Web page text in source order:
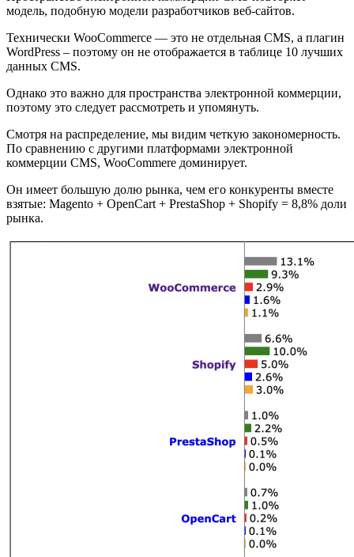
модель, подобную модели разработчиков веб-сайтов.
Технически WooCommerce — это не отдельная CMS, а плагин
WordPress – поэтому он не отображается в таблице 10 лучших
данных CMS.
Однако это важно для пространства электронной коммерции,
поэтому это следует рассмотреть и упомянуть.
Смотря на распределение, мы видим четкую закономерность.
По сравнению с другими платформами электронной
коммерции CMS, WooCommere доминирует.
Он имеет большую долю рынка, чем его конкуренты вместе
взятые: Magento + OpenCart + PrestaShop + Shopify = 8,8% доли
рынка.